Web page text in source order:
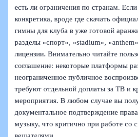
есть ли ограничения по странам.
конкретика, вроде где скачать
гимны для клуба в уже готовой
разделы «спорт», «stadium»,
лицензии. Внимательно читайте
соглашение: некоторые платформы
неограниченное публичное
требуют отдельной доплаты за ТВ и
мероприятия. В любом случае вы
документальное подтверждение
музыку, что критично при работе со